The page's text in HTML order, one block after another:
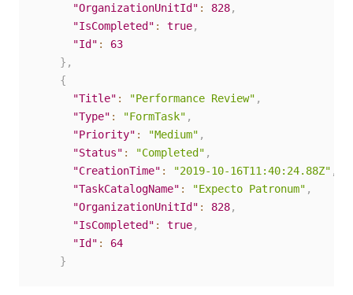
"OrganizationUnitId" : 828,
"IsCompleted" : true,
"Id" :
63
} ,
{
"Title" : "Performance Review" ,
"Type" : "FormTask" ,
"Priority" : "Medium" ,
"Status" : "Completed" ,
"CreationTime" : "2019-10-16T11:40:24.88Z" ,
"TaskCatalogName" : "Expecto Patronum" ,
"OrganizationUnitId" : 828,
"IsCompleted" : true,
"Id" :
64
}